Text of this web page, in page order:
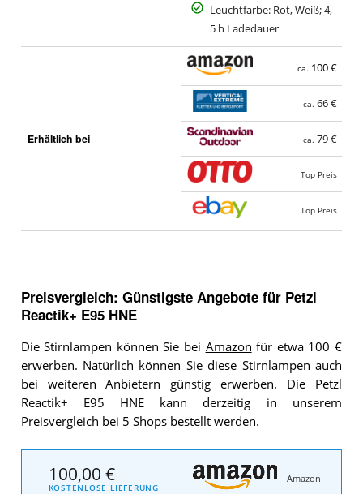
Leuchtfarbe: Rot, Weiß; 4,
5 h Ladedauer
Erhältlich bei
ca. 100 €
ca. 66 €
ca. 79 €
Top Preis
Top Preis
Preisvergleich: Günstigste Angebote für Petzl
Reactik+ E95 HNE
Die Stirnlampen können Sie bei Amazon für etwa 100 €
erwerben. Natürlich können Sie diese Stirnlampen auch
bei weiteren Anbietern günstig erwerben. Die Petzl
Reactik+ E95 HNE kann derzeitig in unserem
Preisvergleich bei 5 Shops bestellt werden.
100,00 €
KOSTENLOSE LIEFERUNG
Amazon